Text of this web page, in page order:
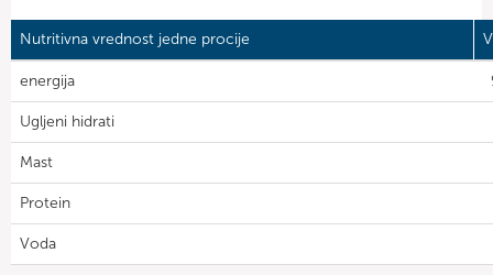
Nutritivna vrednost jedne procije
energija
Ugljeni hidrati
Mast
Protein
Voda